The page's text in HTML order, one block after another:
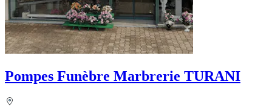
Pompes Funèbre Marbrerie TURANI